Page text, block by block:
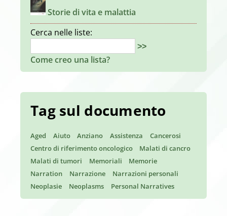
Storie di vita e malattia
Cerca nelle liste:
>>
Come creo una lista?
Tag sul documento
Aged Aiuto Anziano Assistenza
Cancerosi
Centro di riferimento oncologico
Malati di cancro
Malati di tumori
Memoriali
Memorie
Narration
Narrazione
Narrazioni personali
Neoplasie
Neoplasms Personal Narratives